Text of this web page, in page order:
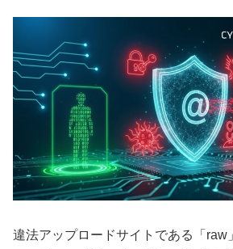
違法アップロードサイトである「raw